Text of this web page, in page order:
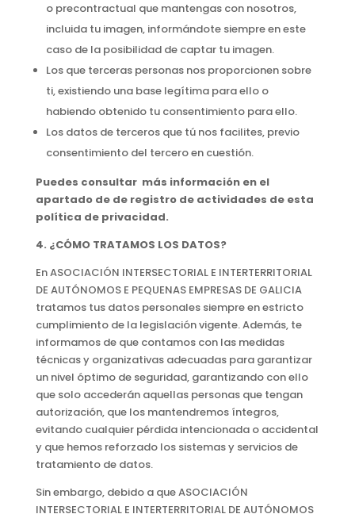
o precontractual que mantengas con nosotros,
incluida tu imagen, informándote siempre en este
caso de la posibilidad de captar tu imagen.
Los que terceras personas nos proporcionen sobre
ti, existiendo una base legítima para ello o
habiendo obtenido tu consentimiento para ello.
Los datos de terceros que tú nos facilites, previo
consentimiento del tercero en cuestión.
Puedes consultar más información en el
apartado de de registro de actividades de esta
política de privacidad.
4. ¿CÓMO TRATAMOS LOS DATOS?
En ASOCIACIÓN INTERSECTORIAL E INTERTERRITORIAL
DE AUTÓNOMOS E PEQUENAS EMPRESAS DE GALICIA
tratamos tus datos personales siempre en estricto
cumplimiento de la legislación vigente. Además, te
informamos de que contamos con las medidas
técnicas y organizativas adecuadas para garantizar
un nivel óptimo de seguridad, garantizando con ello
que solo accederán aquellas personas que tengan
autorización, que los mantendremos íntegros,
evitando cualquier pérdida intencionada o accidental
y que hemos reforzado los sistemas y servicios de
tratamiento de datos.
Sin embargo, debido a que ASOCIACIÓN
INTERSECTORIAL E INTERTERRITORIAL DE AUTÓNOMOS